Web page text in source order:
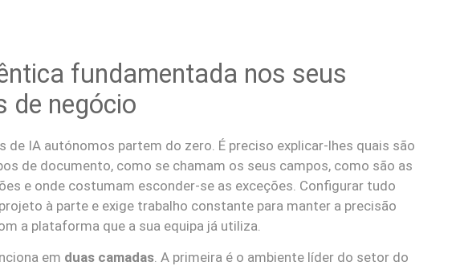
fundamentada nos seus
de negócio
de IA autónomos partem do zero. É preciso explicar-lhes quais são
de documento, como se chamam os seus campos, como são as
e onde costumam esconder-se as exceções. Configurar tudo
à parte e exige trabalho constante para manter a precisão
a plataforma que a sua equipa já utiliza.
em duas camadas . A primeira é o ambiente líder do setor do